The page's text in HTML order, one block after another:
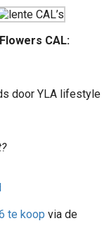
CAL:
door YLA lifestyle
te koop via de